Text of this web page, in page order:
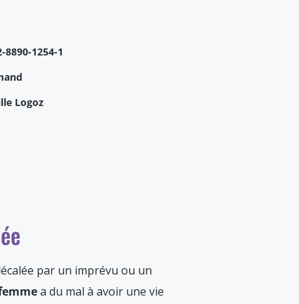
8890-1254-1
Logoz
par un imprévu ou un
a du mal à avoir une vie